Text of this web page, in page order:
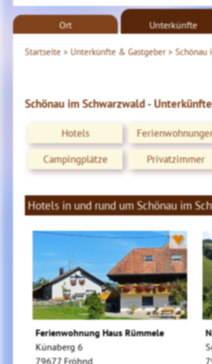
Startseite > Unterkünfte & Gastgeber > Schönau
Ort Unterkünfte
Schönau im Schwarzwald -
Hotels
Campingplätze
Privatzimmer
Hotels in und rund um Schönau im
♥
Ferienwohnung Haus Rümmele
Künaberg 6
79677 Fröhnd